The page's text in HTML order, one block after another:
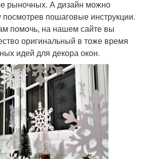
рыночных. А дизайн можно
посмотрев пошаговые инструкции.
помочь, на нашем сайте вы
оригинальный в тоже время
идей для декора окон.